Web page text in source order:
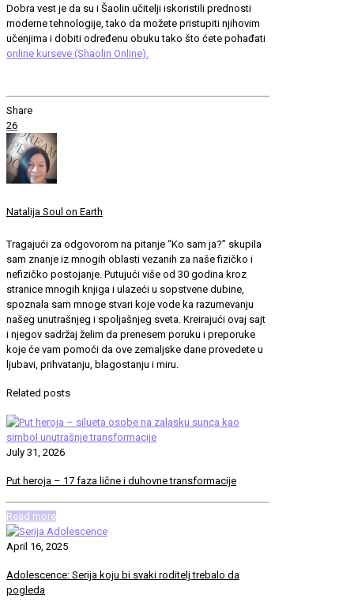
Dobra vest je da su i Šaolin učitelji iskoristili prednosti
moderne tehnologije, tako da možete pristupiti njihovim
učenjima i dobiti određenu obuku tako što ćete pohađati
online kurseve (Shaolin Online).
Share
26
Natalija Soul on Earth
Tragajući za odgovorom na pitanje “Ko sam ja?” skupila
sam znanje iz mnogih oblasti vezanih za naše fizičko i
nefizičko postojanje. Putujući više od 30 godina kroz
stranice mnogih knjiga i ulazeći u sopstvene dubine,
spoznala sam mnoge stvari koje vode ka razumevanju
našeg unutrašnjeg i spoljašnjeg sveta. Kreirajući ovaj sajt
i njegov sadržaj želim da prenesem poruku i preporuke
koje će vam pomoći da ove zemaljske dane provedete u
ljubavi, prihvatanju, blagostanju i miru.
Related posts
July 31, 2026
Put heroja – 17 faza lične i duhovne transformacije
Read more
April 16, 2025
Adolescence: Serija koju bi svaki roditelj trebalo da
pogleda